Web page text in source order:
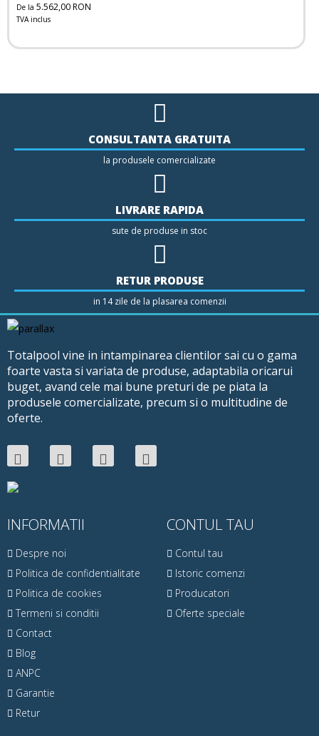
De la 5.562,00 RON
TVA inclus
CONSULTANTA GRATUITA
la produsele comercializate
LIVRARE RAPIDA
sute de produse in stoc
RETUR PRODUSE
in 14 zile de la plasarea comenzii
Totalpool vine in intampinarea clientilor sai cu o gama
foarte vasta si variata de produse, adaptabila oricarui
buget, avand cele mai bune preturi de pe piata la
produsele comercializate, precum si o multitudine de
oferte.
INFORMATII
Despre noi
Politica de confidentialitate
Politica de cookies
Termeni si conditii
Contact
Blog
ANPC
Garantie
Retur
CONTUL TAU
Contul tau
Istoric comenzi
Producatori
Oferte speciale